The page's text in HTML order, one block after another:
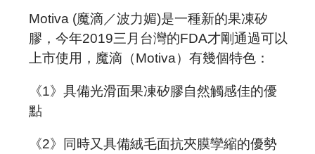
預約諮詢
Motiva (魔滴 ／波力媚)是一種新的果凍矽
膠，今年2019三月台灣的FDA才剛通過可以
上市使用，魔滴（Motiva）有幾個特色：
《1》具備光滑面果凍矽膠自然觸感佳的優
點
《2》同時又具備絨毛面抗夾膜孿縮的優勢